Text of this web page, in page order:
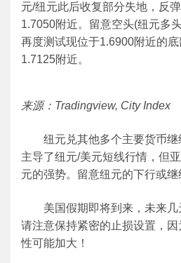
元/纽元此后收复部分失地，反
1.7050附近。留意空头(纽元多
再度测试现位于1.6900附近的
1.7125附近。
来源：Tradingview, City Index
纽元兑其他多个主要货币
主导了纽元/美元短线行情，但
元的强势。留意纽元的下行或继
美国假期即将到来，未来几
请注意保持紧密的止损设置，
性可能加大！